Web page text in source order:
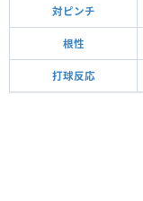
対ピンチ
根性
打球反応